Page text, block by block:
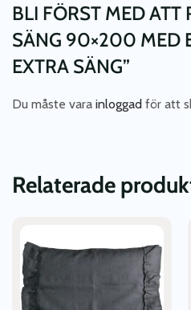
BLI FÖRST MED ATT
SÄNG 90×200 MED
EXTRA SÄNG”
Du måste vara inloggad för att
Relaterade
här
produkten
har
flera